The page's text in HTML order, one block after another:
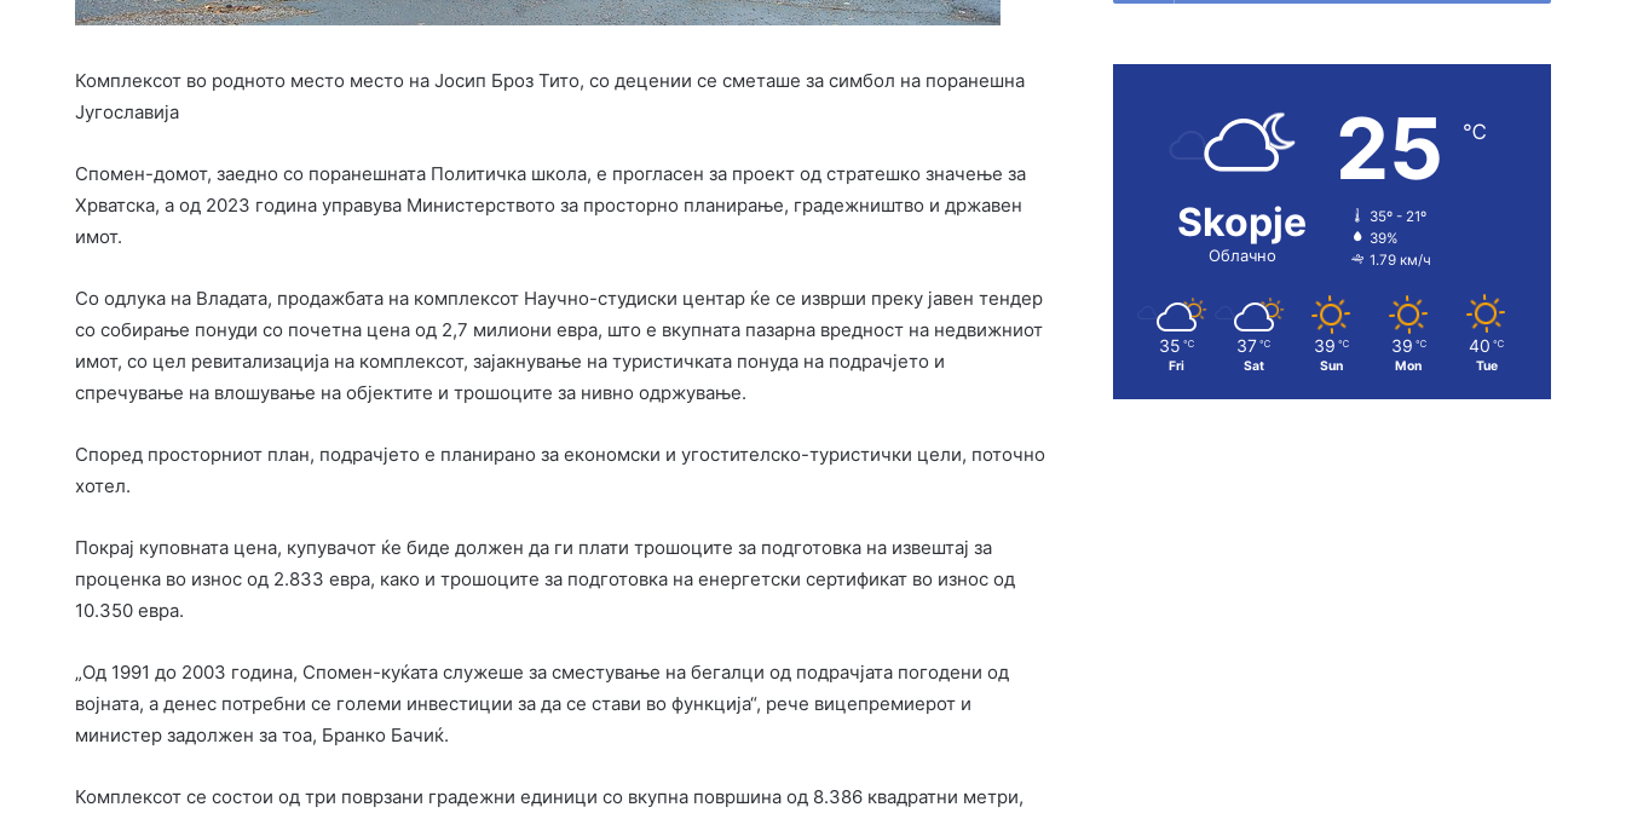
Комплексот во родното место место на Јосип Броз Тито, со децении се сметаше за симбол на поранешна
Југославија
Спомен-домот, заедно со поранешната Политичка школа, е прогласен за проект од стратешко значење за
Хрватска, а од 2023 година управува Министерството за просторно планирање, градежништво и државен
имот.
Со одлука на Владата, продажбата на комплексот Научно-студиски центар ќе се изврши преку јавен тендер
со собирање понуди со почетна цена од 2,7 милиони евра, што е вкупната пазарна вредност на недвижниот
имот, со цел ревитализација на комплексот, зајакнување на туристичката понуда на подрачјето и
спречување на влошување на објектите и трошоците за нивно одржување.
Според просторниот план, подрачјето е планирано за економски и угостителско-туристички цели, поточно
хотел.
Покрај куповната цена, купувачот ќе биде должен да ги плати трошоците за подготовка на извештај за
проценка во износ од 2.833 евра, како и трошоците за подготовка на енергетски сертификат во износ од
10.350 евра.
„Од 1991 до 2003 година, Спомен-куќата служеше за сместување на бегалци од подрачјата погодени од
војната, а денес потребни се големи инвестиции за да се стави во функција“, рече вицепремиерот и
министер задолжен за тоа, Бранко Бачиќ.
Комплексот се состои од три поврзани градежни единици со вкупна површина од 8.386 квадратни метри,
Skopje
Облачно
25 ℃
35º - 21º
39%
1.79 км/ч
35 ℃
Fri
37 ℃
Sat
39 ℃
Sun
39 ℃
Mon
40 ℃
Tue